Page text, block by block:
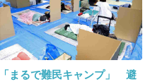
桜なら長澤まさみと
「まるで難民キャンプ」 避